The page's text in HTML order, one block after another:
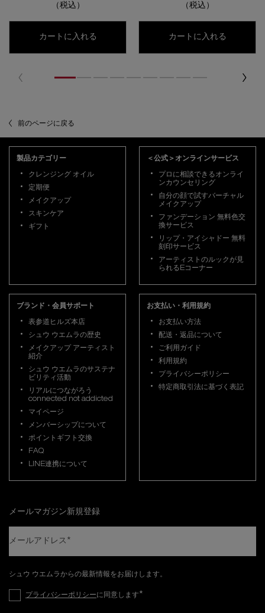
（税込）
カートに入れる
（税込）
カートに入れる
PDP Slot 3 Section
前のページに戻る
製品カテゴリー
クレンジング オイル
定期便
メイクアップ
スキンケア
ギフト
＜公式＞オンラインサービス
プロに相談できるオンライ
ンカウンセリング
自分の顔で試すバーチャル
メイクアップ
ファンデーション 無料色交
換サービス
リップ・アイシャドー 無料
刻印サービス
アーティストのルックが見
られるEコーナー
ブランド・会員サポート
表参道ヒルズ本店
シュウ ウエムラの歴史
メイクアップ アーティスト
紹介
シュウ ウエムラのサステナ
ビリティ活動
リアルにつながろう
connected not addicted
マイページ
メンバーシップについて
ポイントギフト交換
FAQ
LINE連携について
お支払い・利用規約
お支払い方法
配送・返品について
ご利用ガイド
利用規約
プライバシーポリシー
特定商取引法に基づく表記
メールマガジン新規登録
メールアドレス *
シュウ ウエムラからの最新情報をお届けします。
プライバシーポリシーに同意します*